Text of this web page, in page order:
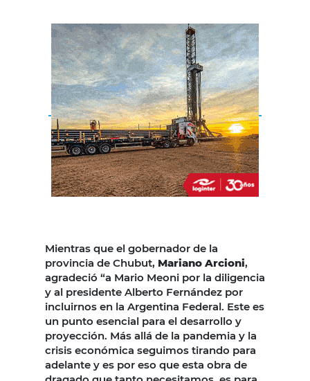
Mientras que el gobernador de la
provincia de Chubut, Mariano Arcioni,
agradeció “a Mario Meoni por la diligencia
y al presidente Alberto Fernández por
incluirnos en la Argentina Federal. Este es
un punto esencial para el desarrollo y
proyección. Más allá de la pandemia y la
crisis económica seguimos tirando para
adelante y es por eso que esta obra de